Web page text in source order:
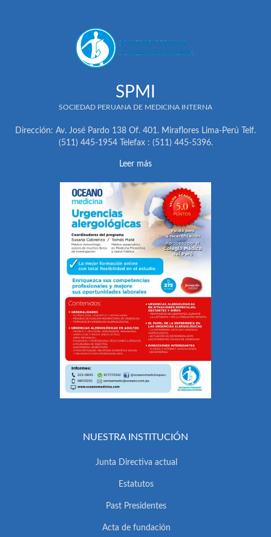
SPMI
SOCIEDAD PERUANA DE MEDICINA INTERNA
Dirección: Av. José Pardo 138 Of. 401. Miraflores Lima-Perú Telf.
(511) 445-1954 Telefax : (511) 445-5396.
Leer más
NUESTRA INSTITUCIÓN
Junta Directiva actual
Estatutos
Past Presidentes
Acta de fundación